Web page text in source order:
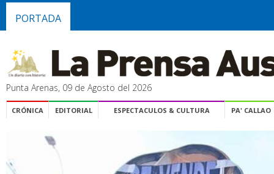
PORTADA
Punta Arenas, 09 de Agosto del 2026
CRÓNICA EDITORIAL ESPECTACULOS & CULTURA PA' CALLAO